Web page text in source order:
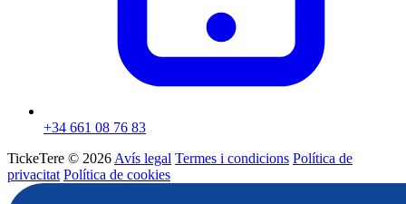
+34 661 08 76 83
TickeTere © 2026 Avís legal Termes i condicions Política de
privacitat Política de cookies